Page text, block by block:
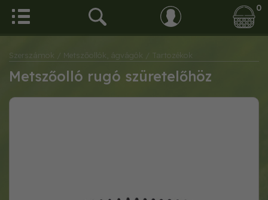
0
Szerszámok / Metszőollók, ágvágók / Tartozékok
Metszőolló rugó szüretelőhöz